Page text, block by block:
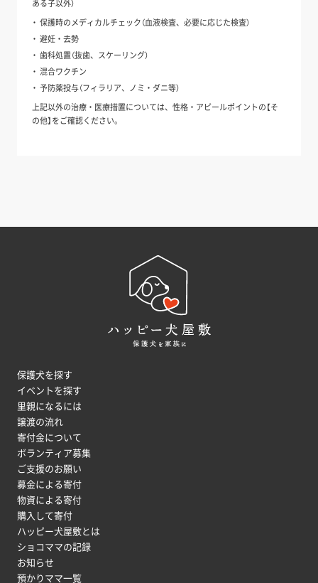
ある子以外）
保護時のメディカルチェック（血液検査、必要に応じた検査）
避妊・去勢
歯科処置（抜歯、スケーリング）
混合ワクチン
予防薬投与（フィラリア、ノミ・ダニ等）
上記以外の治療・医療措置については、性格・アピールポイントの【そ
の他】をご確認ください。
保護犬を探す
イベントを探す
里親になるには
譲渡の流れ
寄付金について
ボランティア募集
ご支援のお願い
募金による寄付
物資による寄付
購入して寄付
ハッピー犬屋敷とは
ショコママの記録
お知らせ
預かりママ一覧